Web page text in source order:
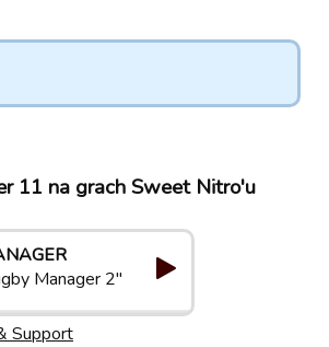
11 na grach Sweet Nitro'u
Manager 2"
Support